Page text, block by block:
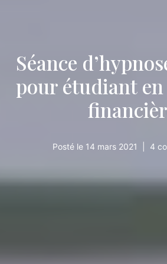
Séance
pour étudiant
Posté le 14 mars 2021 4